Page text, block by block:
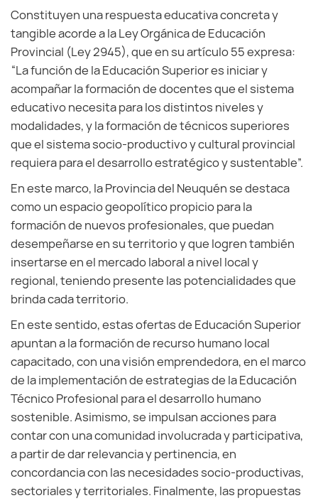
Constituyen una respuesta educativa concreta y
tangible acorde a la Ley Orgánica de Educación
Provincial (Ley 2945), que en su artículo 55 expresa:
“La función de la Educación Superior es iniciar y
acompañar la formación de docentes que el sistema
educativo necesita para los distintos niveles y
modalidades, y la formación de técnicos superiores
que el sistema socio-productivo y cultural provincial
requiera para el desarrollo estratégico y sustentable”.
En este marco, la Provincia del Neuquén se destaca
como un espacio geopolítico propicio para la
formación de nuevos profesionales, que puedan
desempeñarse en su territorio y que logren también
insertarse en el mercado laboral a nivel local y
regional, teniendo presente las potencialidades que
brinda cada territorio.
En este sentido, estas ofertas de Educación Superior
apuntan a la formación de recurso humano local
capacitado, con una visión emprendedora, en el marco
de la implementación de estrategias de la Educación
Técnico Profesional para el desarrollo humano
sostenible. Asimismo, se impulsan acciones para
contar con una comunidad involucrada y participativa,
a partir de dar relevancia y pertinencia, en
concordancia con las necesidades socio-productivas,
sectoriales y territoriales. Finalmente, las propuestas